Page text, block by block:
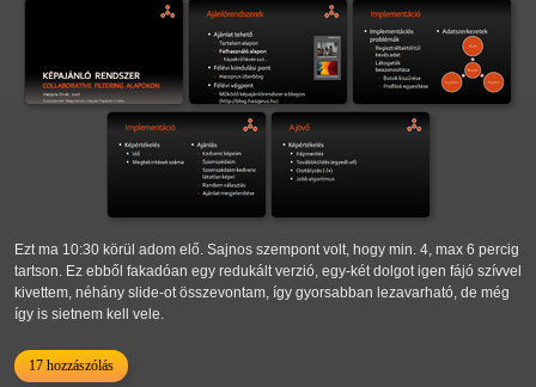
Ezt ma 10:30 körül adom elő. Sajnos szempont volt, hogy min. 4, max 6 percig
tartson. Ez ebből fakadóan egy redukált verzió, egy-két dolgot igen fájó szívvel
kivettem, néhány slide-ot összevontam, így gyorsabban lezavarható, de még
így is sietnem kell vele.
17 hozzászólás